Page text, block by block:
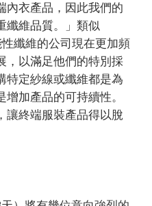
內衣產品，因此我們的
纖維品質。」類似
纖維的公司現在更加頻
，以滿足他們的特別採
特定紗線或纖維都是為
加產品的可持續性。
讓終端服裝產品得以脫